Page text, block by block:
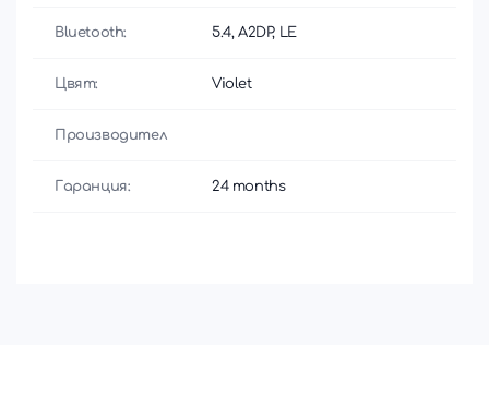
Bluetooth: 5.4, A2DP, LE
Цвят: Violet
Производител
Гаранция: 24 months